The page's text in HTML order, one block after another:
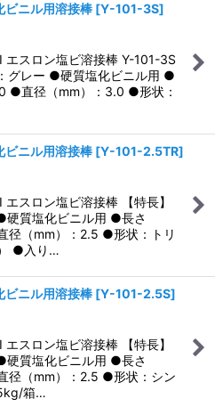
ビニル用溶接棒 [Y-101-3S]
エスロン塩ビ溶接棒 Y-101-3S
グレー ●硬質塩化ビニル用 ●
●直径（mm）：3.0 ●形状：
ビニル用溶接棒 [Y-101-2.5TR]
エスロン塩ビ溶接棒 【特長】
質塩化ビニル用 ●長さ
径（mm）：2.5 ●形状：トリ
●入り…
ビニル用溶接棒 [Y-101-2.5S]
エスロン塩ビ溶接棒 【特長】
質塩化ビニル用 ●長さ
径（mm）：2.5 ●形状：シン
箱…